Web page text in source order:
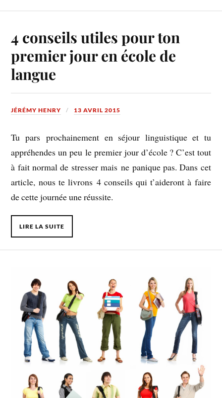
4 conseils utiles pour ton
premier jour en école de
langue
JÉRÉMY HENRY 13 AVRIL 2015
Tu pars prochainement en séjour linguistique et tu
appréhendes un peu le premier jour d’école ? C’est tout
à fait normal de stresser mais ne panique pas. Dans cet
article, nous te livrons 4 conseils qui t’aideront à faire
de cette journée une réussite.
LIRE LA SUITE